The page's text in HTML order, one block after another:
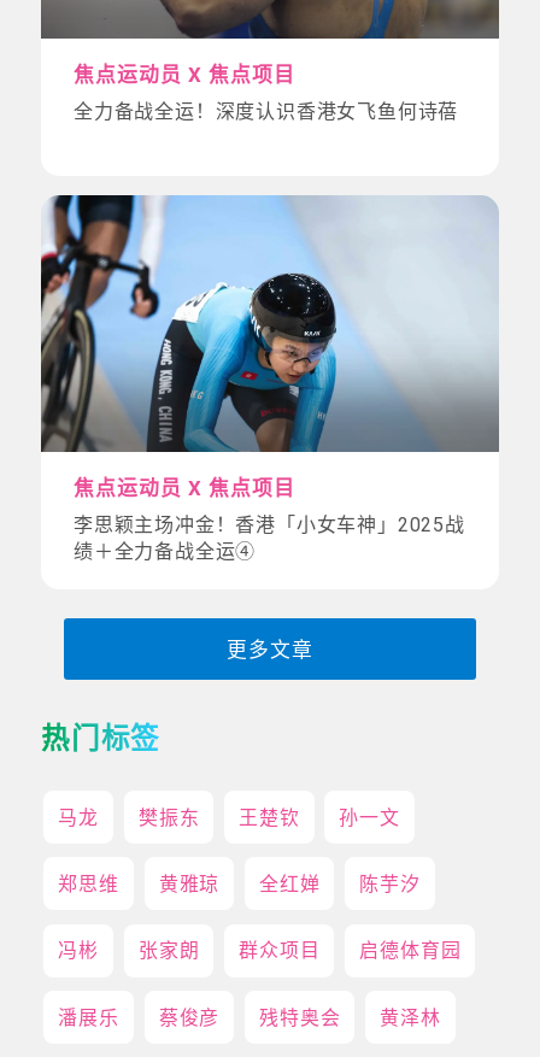
焦点运动员 X 焦点项目
全力备战全运！深度认识香港女飞鱼何诗蓓
焦点运动员 X 焦点项目
李思颖主场冲金！香港「小女车神」2025战
绩＋全力备战全运④
更多文章
热门标签
马龙 樊振东 王楚钦 孙一文
郑思维 黄雅琼 全红婵 陈芋汐
冯彬 张家朗 群众项目 启德体育园
潘展乐 蔡俊彦 残特奥会 黄泽林